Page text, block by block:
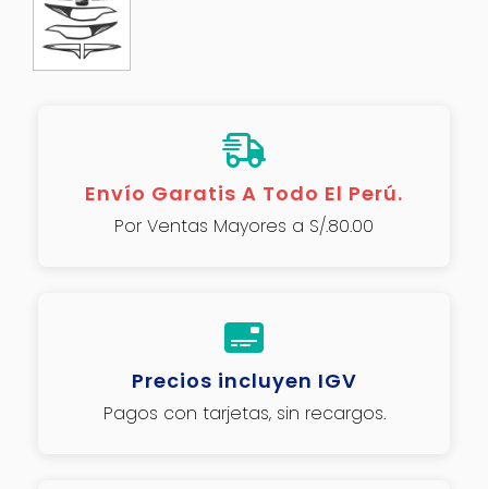
Envío Garatis A Todo El Perú.
Por Ventas Mayores a S/.80.00
Precios incluyen IGV
Pagos con tarjetas, sin recargos.